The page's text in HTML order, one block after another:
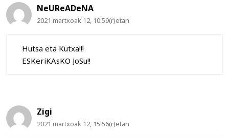
NeUReADeNA
2021 martxoak 12, 10:59(r)etan
Hutsa eta Kutxa!!!
ESKeriKAsKO JoSu!!
Zigi
2021 martxoak 12, 15:56(r)etan